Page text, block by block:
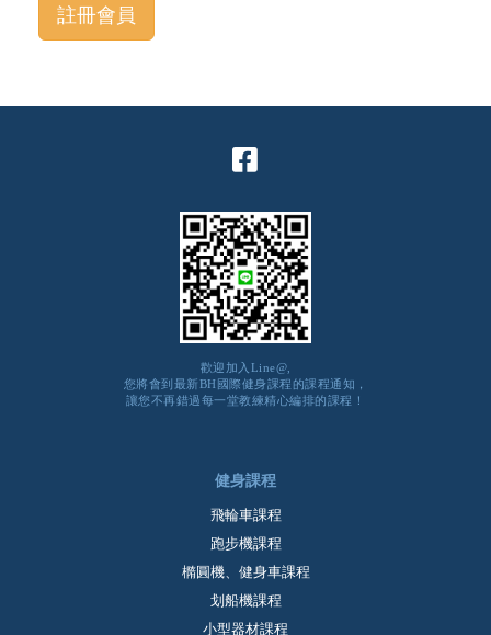
註冊會員
歡迎加入Line@,
您將會到最新BH國際健身課程的課程通知，
讓您不再錯過每一堂教練精心編排的課程！
健身課程
飛輪車課程
跑步機課程
橢圓機、健身車課程
划船機課程
小型器材課程